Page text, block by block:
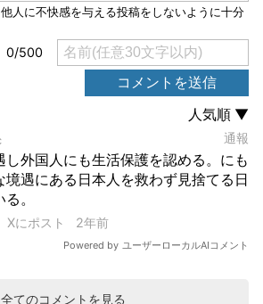
全てのコメントを見る